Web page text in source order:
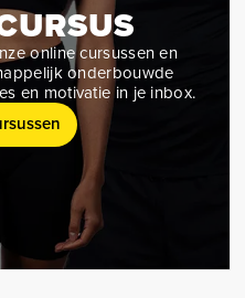
online cursussen en
onderbouwde
en motivatie in je inbox.